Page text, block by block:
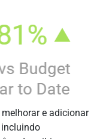
e adicionar